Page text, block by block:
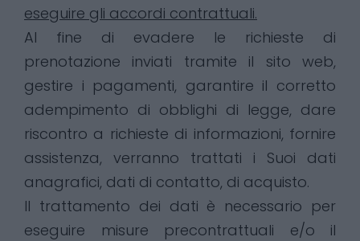
eseguire gli accordi contrattuali.
Al fine di evadere le richieste di
prenotazione inviati tramite il sito web,
gestire i pagamenti, garantire il corretto
adempimento di obblighi di legge, dare
riscontro a richieste di informazioni, fornire
assistenza, verranno trattati i Suoi dati
anagrafici, dati di contatto, di acquisto.
Il trattamento dei dati è necessario per
eseguire misure precontrattuali e/o il